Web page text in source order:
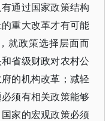
通过国家政策结构
重大改革才有可能
就政策选择层面而
省级财政对农村公
的机构改革；减轻
须有相关政策能够
家的宏观政策必须